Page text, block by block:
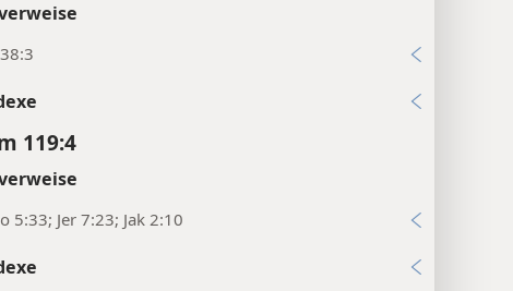
119:4
5:33; Jer 7:23; Jak 2:10